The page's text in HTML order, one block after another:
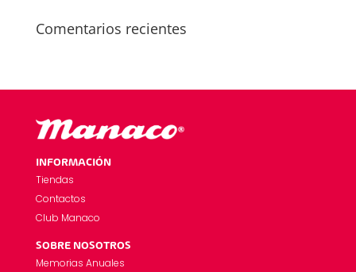
Comentarios recientes
INFORMACIÓN
Tiendas
Contactos
Club Manaco
SOBRE NOSOTROS
Memorias Anuales